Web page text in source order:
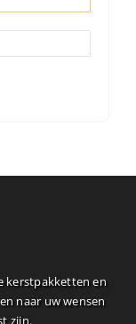
kerstpakketten en
naar uw wensen
zijn.